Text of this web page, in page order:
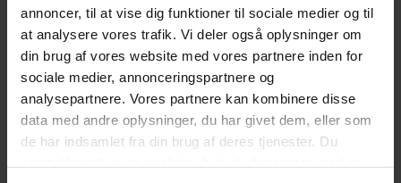
annoncer, til at vise dig funktioner til sociale medier og til
at analysere vores trafik. Vi deler også oplysninger om
din brug af vores website med vores partnere inden for
sociale medier, annonceringspartnere og
analysepartnere. Vores partnere kan kombinere disse
data med andre oplysninger, du har givet dem, eller som
de har indsamlet fra din brug af deres tjenester. Du